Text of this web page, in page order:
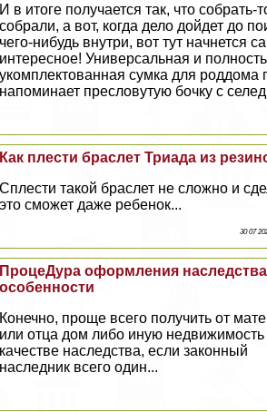
И в итоге получается так, что собрать-
собрали, а вот, когда дело дойдет до
чего-нибудь внутри, вот тут начнется
интересное! Универсальная и
укомплектованная сумка для роддома
напоминает пресловутую бочку с
Как плести браслет Триада из
Сплести такой браслет не сложно и
это сможет даже ребенок...
30 07
ПроцеДypa оформления
особенности
Конечно, проще всего получить от
или отца дом либо иную недвижимость
качестве наследства, если законный
наследник всего один...